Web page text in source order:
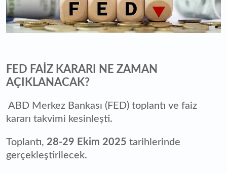
FED FAİZ KARARI NE ZAMAN
AÇIKLANACAK?
ABD Merkez Bankası (FED) toplantı ve faiz
kararı takvimi kesinleşti.
Toplantı, 28-29 Ekim 2025 tarihlerinde
gerçekleştirilecek.